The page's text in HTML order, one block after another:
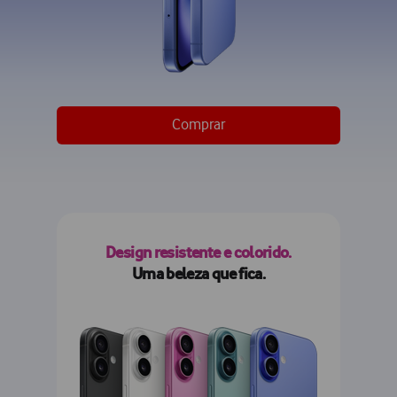
Comprar
Design resistente e colorido.
Uma beleza que fica.